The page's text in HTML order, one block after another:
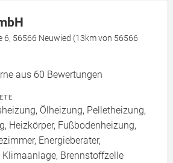
6, 56566 Neuwied (13km von 56566
aus 60 Bewertungen
Ölheizung, Pelletheizung,
Heizkörper, Fußbodenheizung,
Energieberater,
Brennstoffzelle